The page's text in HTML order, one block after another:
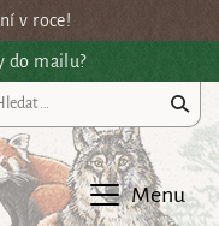
v roce!
do mailu?
Menu